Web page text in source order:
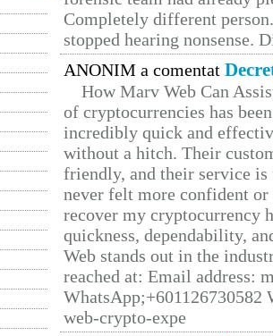
Completely different
stopped hearing nonsense.
ANONIM a comentat
How Marv Web Can
of cryptocurrencies has
incredibly quick and
without a hitch. Their
friendly, and their service
never felt more confident
recover my cryptocurrency
quickness, dependability,
Web stands out in the
reached at: Email address:
web-crypto-expe